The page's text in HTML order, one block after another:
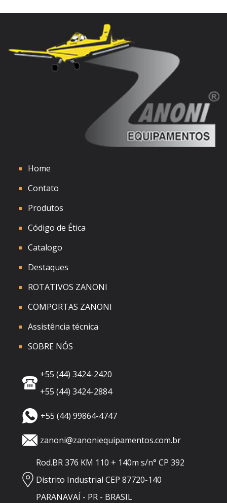
Ver detalhes
Home
Contato
Produtos
Código de Ética
Catalogo
Destaques
ROTATIVOS ZANONI
COMPORTAS ZANONI
Assistência técnica
SOBRE NÓS
+55 (44) 3424-2420
+55 (44) 3424-2884
+55 (44) 99864-4747
zanoni@zanoniequipamentos.com.br
Rod.BR 376 KM 110 + 140m s/n° CP 392
Distrito Industrial CEP 87720-140
PARANAVAÍ - PR - BRASIL